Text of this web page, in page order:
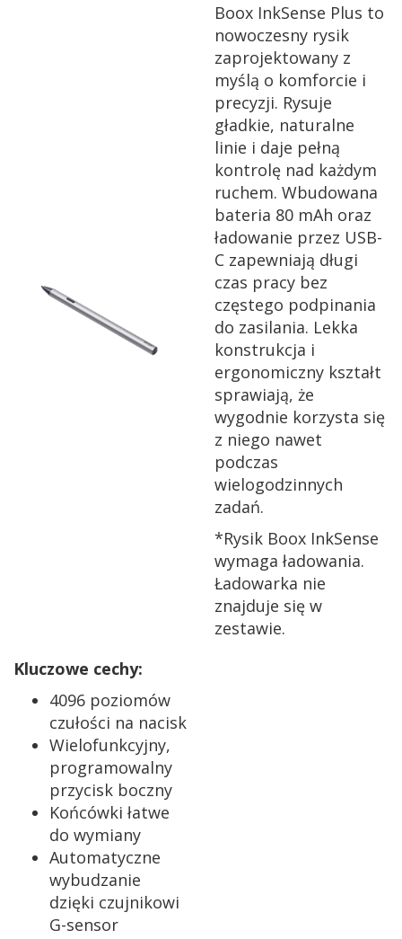
Boox InkSense Plus to
nowoczesny rysik
zaprojektowany z
myślą o komforcie i
precyzji. Rysuje
gładkie, naturalne
linie i daje pełną
kontrolę nad każdym
ruchem. Wbudowana
bateria 80 mAh oraz
ładowanie przez USB-
C zapewniają długi
czas pracy bez
częstego podpinania
do zasilania. Lekka
konstrukcja i
ergonomiczny kształt
sprawiają, że
wygodnie korzysta się
z niego nawet
podczas
wielogodzinnych
zadań.
*Rysik Boox InkSense
wymaga ładowania.
Ładowarka nie
znajduje się w
zestawie.
Kluczowe cechy:
4096 poziomów
czułości na nacisk
Wielofunkcyjny,
programowalny
przycisk boczny
Końcówki łatwe
do wymiany
Automatyczne
wybudzanie
dzięki czujnikowi
G-sensor